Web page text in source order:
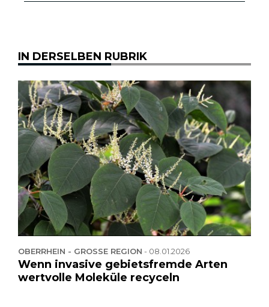
IN DERSELBEN RUBRIK
OBERRHEIN - GROSSE REGION - 08.01.2026
Wenn invasive gebietsfremde Arten
wertvolle Moleküle recyceln